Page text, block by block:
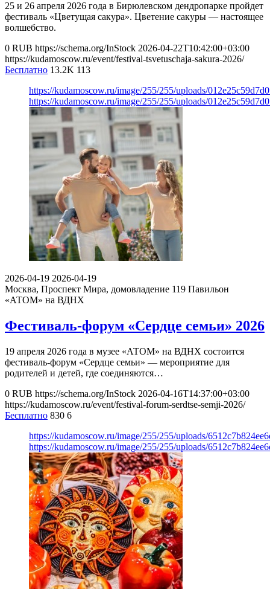
25 и 26 апреля 2026 года в Бирюлевском дендропарке пройдет
фестиваль «Цветущая сакура». Цветение сакуры — настоящее
волшебство.
0 RUB https://schema.org/InStock 2026-04-22T10:42:00+03:00
https://kudamoscow.ru/event/festival-tsvetuschaja-sakura-2026/
Бесплатно 13.2K 113
https://kudamoscow.ru/image/255/255/uploads/
https://kudamoscow.ru/image/255/255/uploads/
2026-04-19 2026-04-19
Москва, Проспект Мира, домовладение 119 Павильон
«АТОМ» на ВДНХ
Фестиваль-форум «Сердце семьи» 2026
19 апреля 2026 года в музее «АТОМ» на ВДНХ состоится
фестиваль-форум «Сердце семьи» — мероприятие для
родителей и детей, где соединяются…
0 RUB https://schema.org/InStock 2026-04-16T14:37:00+03:00
https://kudamoscow.ru/event/festival-forum-serdtse-semji-2026/
Бесплатно 830 6
https://kudamoscow.ru/image/255/255/uploads/
https://kudamoscow.ru/image/255/255/uploads/